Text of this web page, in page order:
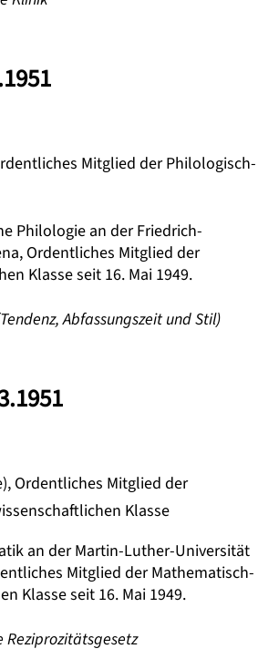
Mitglied der Philologisch-
Philologie an der Friedrich-
Ordentliches Mitglied der
Klasse seit 16. Mai 1949.
Abfassungszeit und Stil)
Ordentliches Mitglied der
Klasse
an der Martin-Luther-Universität
Mitglied der Mathematisch-
Klasse seit 16. Mai 1949.